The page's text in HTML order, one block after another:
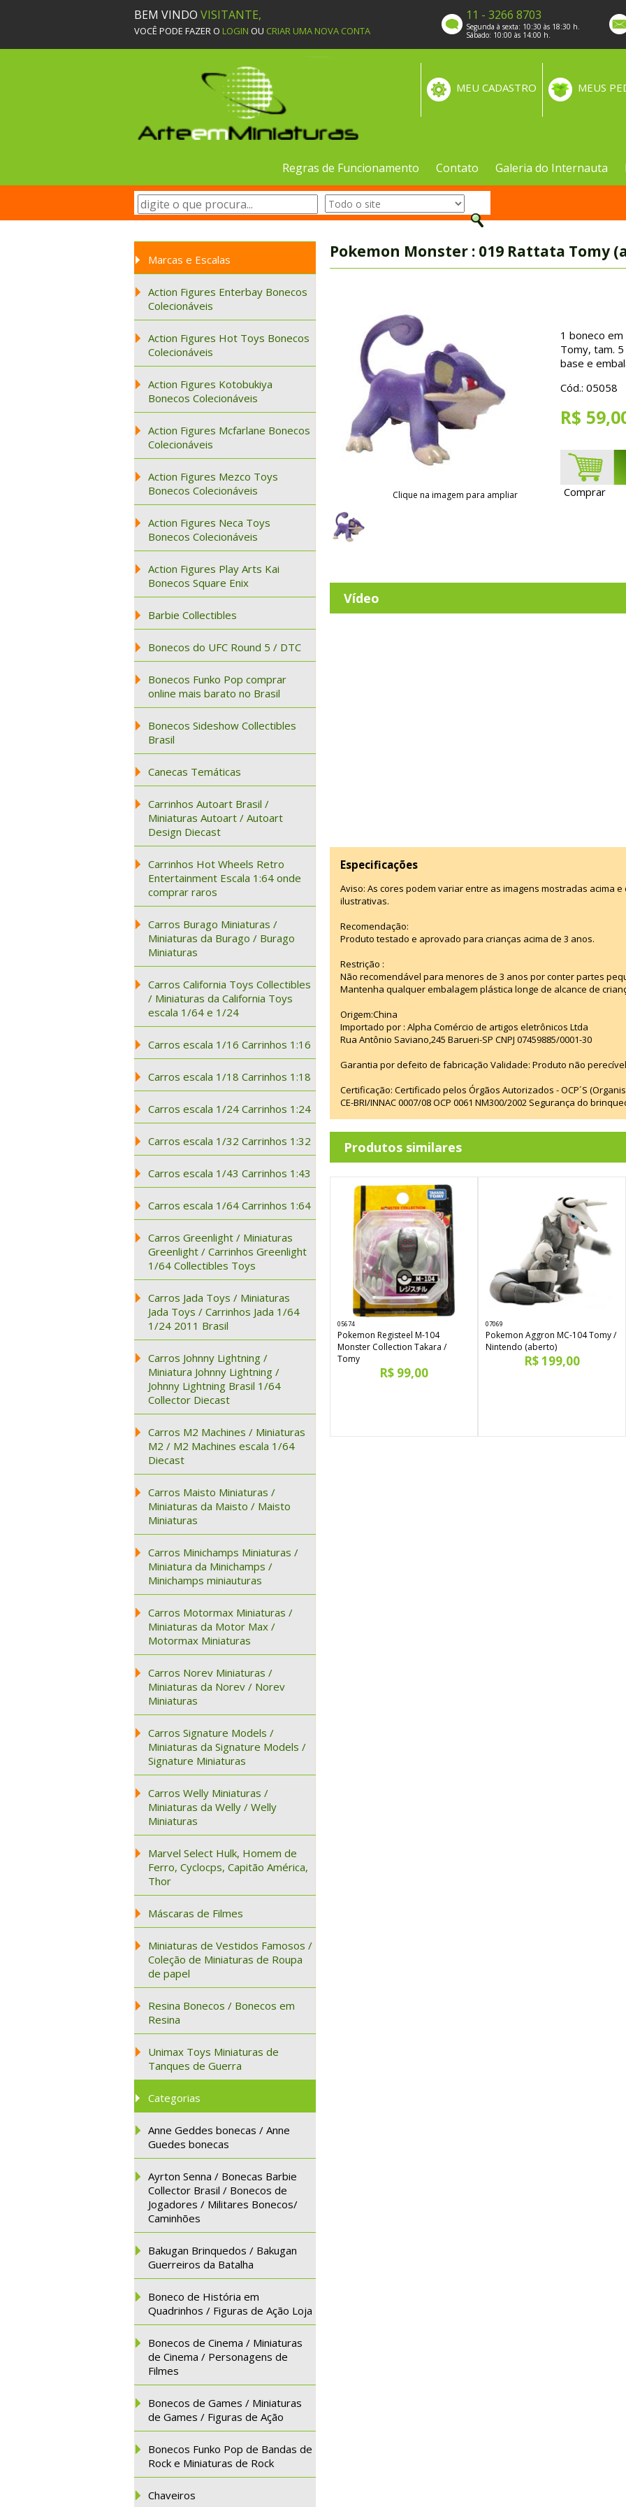
BEM VINDO VISITANTE,
VOCÊ PODE FAZER O LOGIN OU CRIAR UMA NOVA CONTA
11 - 3266 8703
Segunda à sexta: 10:30 às 18:30 h.
Sábado: 10:00 às 14:00 h.
MEUS
MEU CADASTRO
Regras de Funcionamento Contato Galeria do Internauta
Marcas e Escalas
Action Figures Enterbay Bonecos
Colecionáveis
Action Figures Hot Toys Bonecos
Colecionáveis
Action Figures Kotobukiya
Bonecos Colecionáveis
Action Figures Mcfarlane Bonecos
Colecionáveis
Action Figures Mezco Toys
Bonecos Colecionáveis
Action Figures Neca Toys
Bonecos Colecionáveis
Action Figures Play Arts Kai
Bonecos Square Enix
Barbie Collectibles
Bonecos do UFC Round 5 / DTC
Bonecos Funko Pop comprar
online mais barato no Brasil
Bonecos Sideshow Collectibles
Brasil
Canecas Temáticas
Carrinhos Autoart Brasil /
Miniaturas Autoart / Autoart
Design Diecast
Carrinhos Hot Wheels Retro
Entertainment Escala 1:64 onde
comprar raros
Carros Burago Miniaturas /
Miniaturas da Burago / Burago
Miniaturas
Carros California Toys Collectibles
/ Miniaturas da California Toys
escala 1/64 e 1/24
Carros escala 1/16 Carrinhos 1:16
Carros escala 1/18 Carrinhos 1:18
Carros escala 1/24 Carrinhos 1:24
Carros escala 1/32 Carrinhos 1:32
Carros escala 1/43 Carrinhos 1:43
Carros escala 1/64 Carrinhos 1:64
Carros Greenlight / Miniaturas
Greenlight / Carrinhos Greenlight
1/64 Collectibles Toys
Carros Jada Toys / Miniaturas
Jada Toys / Carrinhos Jada 1/64
1/24 2011 Brasil
Carros Johnny Lightning /
Miniatura Johnny Lightning /
Johnny Lightning Brasil 1/64
Collector Diecast
Carros M2 Machines / Miniaturas
M2 / M2 Machines escala 1/64
Diecast
Carros Maisto Miniaturas /
Miniaturas da Maisto / Maisto
Miniaturas
Carros Minichamps Miniaturas /
Miniatura da Minichamps /
Minichamps miniauturas
Carros Motormax Miniaturas /
Miniaturas da Motor Max /
Motormax Miniaturas
Carros Norev Miniaturas /
Miniaturas da Norev / Norev
Miniaturas
Carros Signature Models /
Miniaturas da Signature Models /
Signature Miniaturas
Carros Welly Miniaturas /
Miniaturas da Welly / Welly
Miniaturas
Marvel Select Hulk, Homem de
Ferro, Cyclocps, Capitão América,
Thor
Máscaras de Filmes
Miniaturas de Vestidos Famosos /
Coleção de Miniaturas de Roupa
de papel
Resina Bonecos / Bonecos em
Resina
Unimax Toys Miniaturas de
Tanques de Guerra
Categorias
Anne Geddes bonecas / Anne
Guedes bonecas
Ayrton Senna / Bonecas Barbie
Collector Brasil / Bonecos de
Jogadores / Militares Bonecos/
Caminhões
Bakugan Brinquedos / Bakugan
Guerreiros da Batalha
Boneco de História em
Quadrinhos / Figuras de Ação Loja
Bonecos de Cinema / Miniaturas
de Cinema / Personagens de
Filmes
Bonecos de Games / Miniaturas
de Games / Figuras de Ação
Bonecos Funko Pop de Bandas de
Rock e Miniaturas de Rock
Chaveiros
Pokemon Monster : 019 Rattata Tomy
Clique na imagem para ampliar
1 boneco em
Tomy, tam. 5
base e
Cód.: 05058
R$
Comprar
Vídeo
Especificações
Aviso: As cores podem variar entre as imagens mostradas acima
ilustrativas.
Recomendação:
Produto testado e aprovado para crianças acima de 3 anos.
Restrição :
Não recomendável para menores de 3 anos por conter partes
Mantenha qualquer embalagem plástica longe de alcance de
Origem:China
Importado por : Alpha Comércio de artigos eletrônicos Ltda
Rua Antônio Saviano,245 Barueri-SP CNPJ 07459885/0001-30
Garantia por defeito de fabricação Validade: Produto não
Certificação: Certificado pelos Órgãos Autorizados - OCP´S
CE-BRI/INNAC 0007/08 OCP 0061 NM300/2002 Segurança do
Produtos similares
05674
Pokemon Registeel M-104
Monster Collection Takara /
Tomy
R$ 99,00
07069
Pokemon Aggron MC-104 Tomy /
Nintendo (aberto)
R$ 199,00